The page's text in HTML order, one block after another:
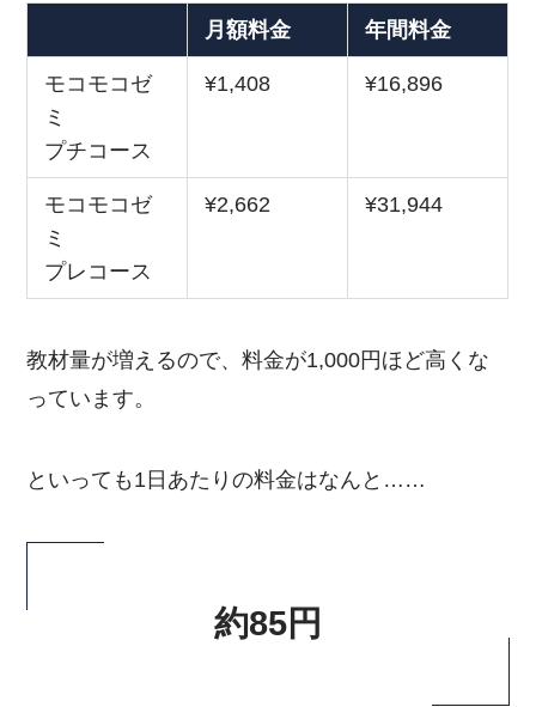
月額料金 年間料金
モコモコゼ
ミ
プチコース
¥1,408 ¥16,896
モコモコゼ
ミ
プレコース
¥2,662 ¥31,944
教材量が増えるので、料金が1,000円ほど高くな
っています。
といっても1日あたりの料金はなんと……
約85円